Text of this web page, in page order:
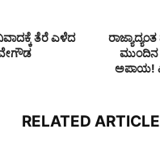
ತೆರೆ ಎಳೆದ
ಮುಂದಿನ
ಅಪಾಯ!
RELATED